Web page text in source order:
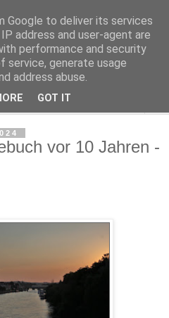
Tagebuch
Stadt Italiens
vor 10 Jahren -
Google to deliver its services
address and user-agent are
performance and security
service, generate usage
address abuse.
GOT IT